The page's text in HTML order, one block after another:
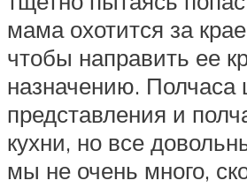
мама охотится за
чтобы направить ее
назначению. Полчаса
представления и
кухни, но все
мы не очень много,